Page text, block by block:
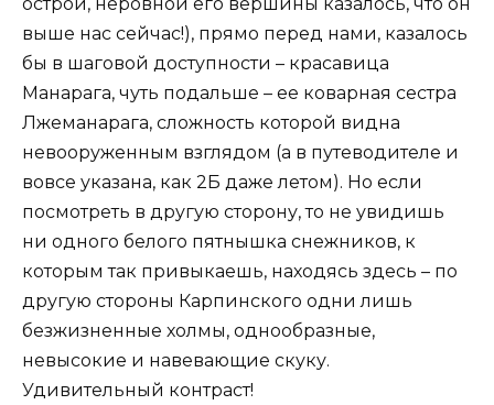
выше нас сейчас!), прямо перед нами, казалось
бы в шаговой доступности – красавица
Манарага, чуть подальше – ее коварная сестра
Лжеманарага, сложность которой видна
невооруженным взглядом (а в путеводителе и
вовсе указана, как 2Б даже летом). Но если
посмотреть в другую сторону, то не увидишь
ни одного белого пятнышка снежников, к
которым так привыкаешь, находясь здесь – по
другую стороны Карпинского одни лишь
безжизненные холмы, однообразные,
невысокие и навевающие скуку.
Удивительный контраст!